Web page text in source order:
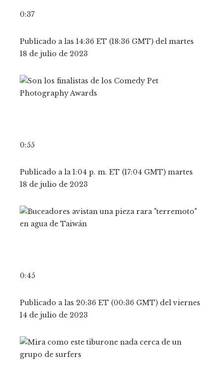
0:37
Publicado a las 14:36 ​​ET (18:36 GMT) del martes
18 de julio de 2023
0:55
Publicado a la 1:04 p. m. ET (17:04 GMT) martes
18 de julio de 2023
0:45
Publicado a las 20:36 ET (00:36 GMT) del viernes
14 de julio de 2023